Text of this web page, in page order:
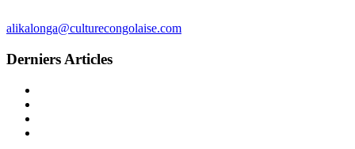
alikalonga@culturecongolaise.com
Derniers Articles